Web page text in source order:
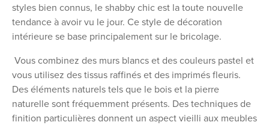
styles bien connus, le shabby chic est la toute nouvelle
tendance à avoir vu le jour. Ce style de décoration
intérieure se base principalement sur le bricolage.
Vous combinez des murs blancs et des couleurs pastel et
vous utilisez des tissus raffinés et des imprimés fleuris.
Des éléments naturels tels que le bois et la pierre
naturelle sont fréquemment présents. Des techniques de
finition particulières donnent un aspect vieilli aux meubles